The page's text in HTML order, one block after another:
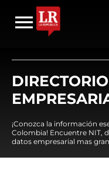
¡Conozca la información
Colombia! Encuentre NIT,
datos empresarial mas